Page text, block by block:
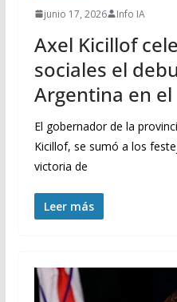
junio 17, 2026 Info IA
Axel Kicillof
sociales el
Argentina en
El gobernador de la
Kicillof, se sumó a los
victoria de
Leer más